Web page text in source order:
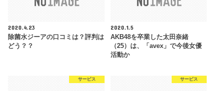
2020.4.23
除菌水ジーアの口コミは？評判は
どう？？
2020.1.5
AKB48を卒業した太田奈緒
（25）は、「avex」で今後女優
活動か
サービス サービス